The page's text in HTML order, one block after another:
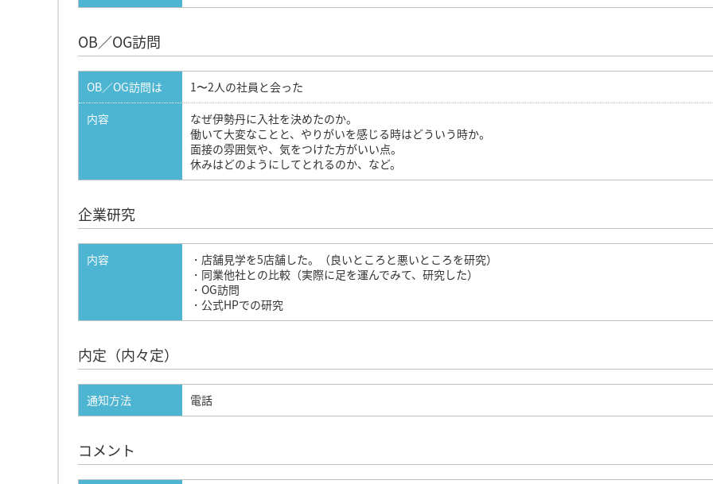
OB／OG訪問
OB／OG訪問は
1〜2人の社員と会った
内容
なぜ伊勢丹に入社を決めたのか。
働いて大変なことと、やりがいを感じる時はどういう時か。
面接の雰囲気や、気をつけた方がいい点。
休みはどのようにしてとれるのか、など。
企業研究
内容
・店舗見学を5店舗した。（良いところと悪いところを研究）
・同業他社との比較（実際に足を運んでみて、研究した）
・OG訪問
・公式HPでの研究
内定（内々定）
通知方法 電話
コメント